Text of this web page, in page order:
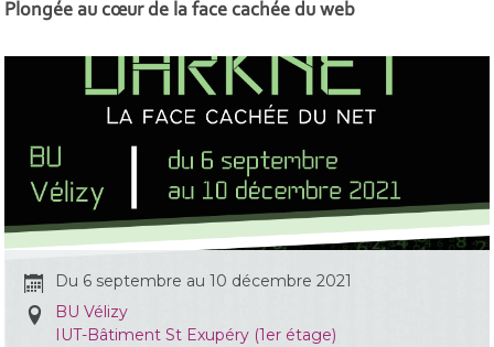
Plongée au cœur de la face cachée du web
Du 6 septembre au 10 décembre 2021
BU Vélizy
IUT-Bâtiment St Exupéry (1er étage)